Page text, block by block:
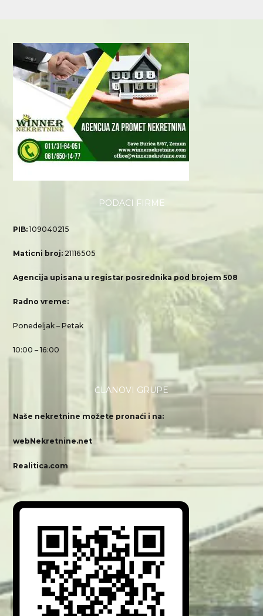
PODACI FIRME
PIB:109040215
Maticni broj: 21116505
Agencija upisana u registar posrednika pod brojem 508
Radno vreme:
Ponedeljak – Petak
10:00 – 16:00
ČLANOVI GRUPE
Naše nekretnine možete pronaći i na:
webNekretnine.net
Realitica.com